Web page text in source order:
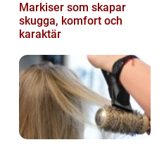
Markiser som skapar
skugga, komfort och
karaktär